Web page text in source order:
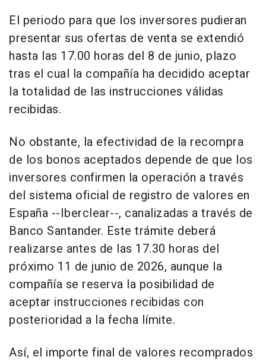
El periodo para que los inversores pudieran
presentar sus ofertas de venta se extendió
hasta las 17.00 horas del 8 de junio, plazo
tras el cual la compañía ha decidido aceptar
la totalidad de las instrucciones válidas
recibidas.
No obstante, la efectividad de la recompra
de los bonos aceptados depende de que los
inversores confirmen la operación a través
del sistema oficial de registro de valores en
España --Iberclear--, canalizadas a través de
Banco Santander. Este trámite deberá
realizarse antes de las 17.30 horas del
próximo 11 de junio de 2026, aunque la
compañía se reserva la posibilidad de
aceptar instrucciones recibidas con
posterioridad a la fecha límite.
Así, el importe final de valores recomprados